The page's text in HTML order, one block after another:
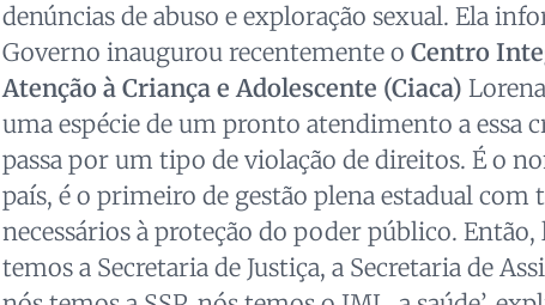
denúncias de abuso e exploração sexual. Ela
Governo inaugurou recentemente o Centro
Atenção à Criança e Adolescente (Ciaca)
uma espécie de um pronto atendimento a essa
passa por um tipo de violação de direitos. É o
país, é o primeiro de gestão plena estadual com
necessários à proteção do poder público.
temos a Secretaria de Justiça, a Secretaria de